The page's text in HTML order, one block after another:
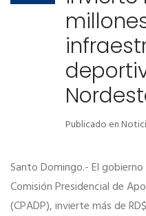
Publicado en
Santo Domingo.- El
Comisión Presidencial de
(CPADP), invierte más de